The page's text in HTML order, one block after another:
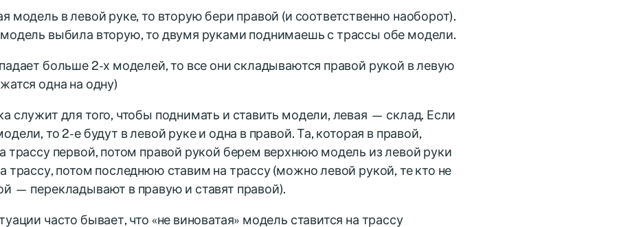
модель в левой руке, то вторую бери правой (и соответственно наоборот).
выбила вторую, то двумя руками поднимаешь с трассы обе модели.
больше 2-х моделей, то все они складываются правой рукой в левую
одна на одну)
служит для того, чтобы поднимать и ставить модели, левая — склад. Если
то 2-е будут в левой руке и одна в правой. Та, которая в правой,
трассу первой, потом правой рукой берем верхнюю модель из левой руки
трассу, потом последнюю ставим на трассу (можно левой рукой, те кто не
— перекладывают в правую и ставят правой).
часто бывает, что «не виноватая» модель ставится на трассу